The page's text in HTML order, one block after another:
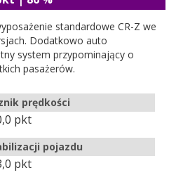
standardowe CR-Z we
Dodatkowo auto
system przypominający o
pasażerów.
prędkości
pkt
pojazdu
pkt